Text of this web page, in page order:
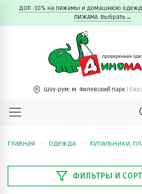
ДОП -10% на пижамы и домашнюю
ПИЖАМА. Выбрать→
Шоу-рум: м. Филевский парк |
Главная Одежда Купальники,
ФИЛЬТРЫ И